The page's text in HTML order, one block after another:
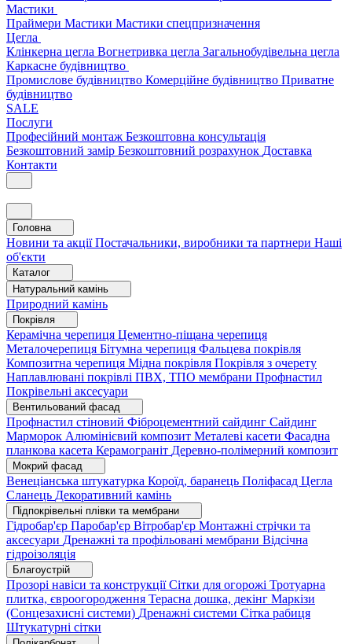
Мастики
Праймери Мастики Мастики спецпризначення
Цегла
Клінкерна цегла Вогнетривка цегла Загальнобудівельна цегла
Каркасне будівництво
Промислове будівництво Комерційне будівництво Приватне
будівництво
SALE
Послуги
Професійний монтаж Безкоштовна консультація
Безкоштовний замір Безкоштовний розрахунок Доставка
Контакти
Головна
Новини та акціїПостачальники, виробники та партнери Наші
об'єкти
Каталог
Натуральний камінь
Природний камінь
Покрівля
Керамічна черепиця Цементно-піщана черепиця
Металочерепиця Бітумна черепиця Фальцева покрівля
Композитна черепиця Мідна покрівля Покрівля з очерету
Наплавлювані покрівлі ПВХ, ТПО мембрани Профнастил
Покрівельні аксесуари
Вентильований фасад
Профнастил стіновий Фіброцементний сайдинг Сайдинг
Марморок Алюмінієвий композит Металеві касети Фасадна
планкова касета Керамограніт Деревно-полімерний композит
Мокрий фасад
Венеціанська штукатурка Короїд, баранець Поліфасад Цегла
Сланець Декоративний камінь
Підпокрівельні плівки та мембрани
Гідробар'єр Паробар'єр Вітробар'єр Монтажні стрічки та
аксесуари Дренажні та профільовані мембрани Відсічна
гідроізоляція
Благоустрій
Прозорі навіси та конструкціїСітки для огорожі Тротуарна
плитка, євроогородження Терасна дошка, декінг Маркізи
(Сонцезахисні системи) Дренажні системи Сітка рабиця
Штукатурні сітки